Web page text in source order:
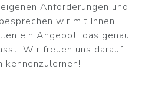
Anforderungen und
wir mit Ihnen
ein Angebot, das genau
Wir freuen uns darauf,
kennenzulernen!